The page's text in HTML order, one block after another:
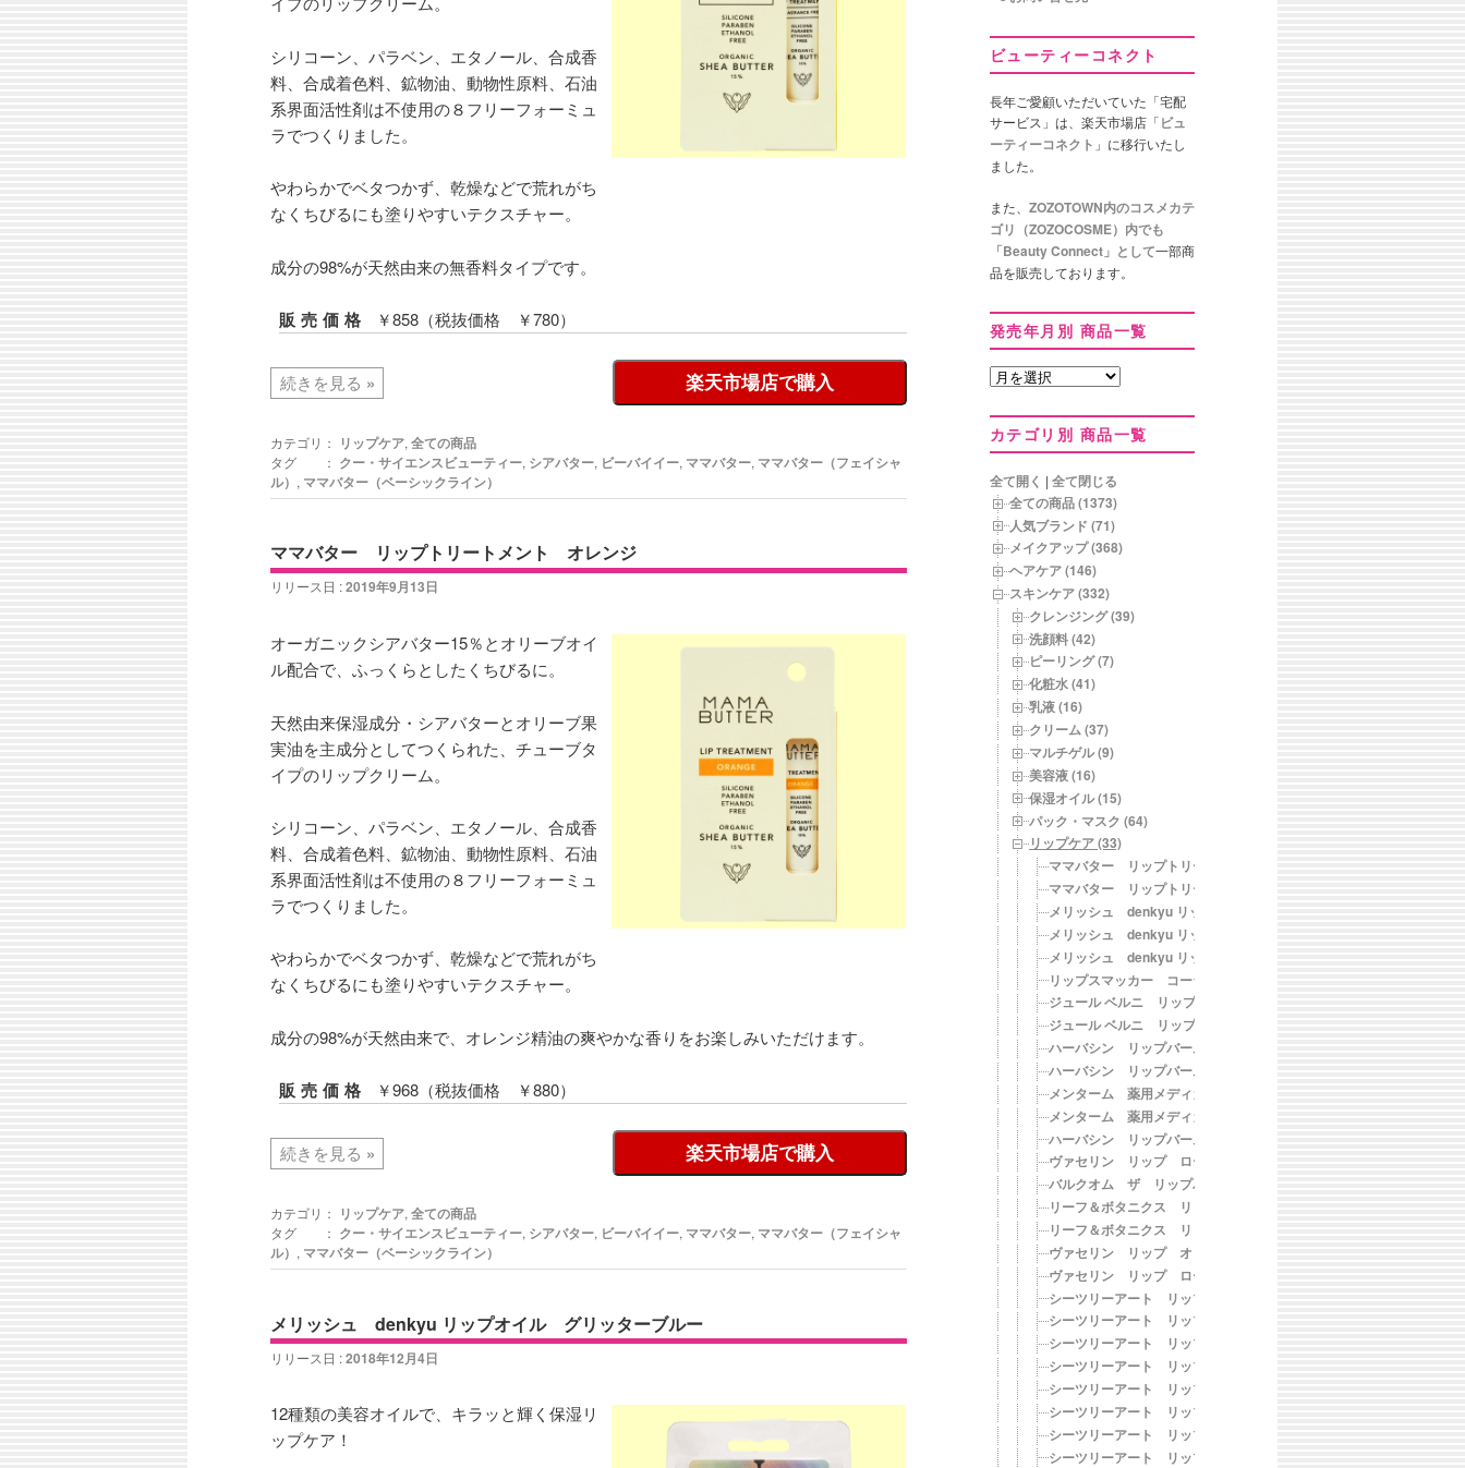
ツ
へ
移
動
へ
移
動
シリコーン、パラベン、エタノール、合成香
料、合成着色料、鉱物油、動物性原料、石油
系界面活性剤は不使用の８フリーフォーミュ
ラでつくりました。
やわらかでベタつかず、乾燥などで荒れがち
なくちびるにも塗りやすいテクスチャー。
成分の98%が天然由来の無香料タイプです。
販売価格 ￥858（税抜価格 ￥780）
楽天市場店で購入
続きを見る »
カテゴリ： リップケア, 全ての商品
タグ ： クー・サイエンスビューティー, シアバター, ビーバイイー, ママバター, ママバター（フェイシャ
ル） , ママバター（ベーシックライン）
ママバター リップトリートメント オレンジ
リリース日 :2019年9月13日
オーガニックシアバター15％とオリーブオイ
ル配合で、ふっくらとしたくちびるに。
天然由来保湿成分・シアバターとオリーブ果
実油を主成分としてつくられた、チューブタ
イプのリップクリーム。
シリコーン、パラベン、エタノール、合成香
料、合成着色料、鉱物油、動物性原料、石油
系界面活性剤は不使用の８フリーフォーミュ
ラでつくりました。
やわらかでベタつかず、乾燥などで荒れがち
なくちびるにも塗りやすいテクスチャー。
成分の98%が天然由来で、オレンジ精油の爽やかな香りをお楽しみいただけます。
販売価格 ￥968（税抜価格 ￥880）
楽天市場店で購入
続きを見る »
カテゴリ： リップケア, 全ての商品
タグ ： クー・サイエンスビューティー, シアバター, ビーバイイー, ママバター, ママバター（フェイシャ
ル） , ママバター（ベーシックライン）
メリッシュ denkyu リップオイル グリッターブルー
リリース日 :2018年12月4日
12種類の美容オイルで、キラッと輝く保湿リ
ップケア！
ビューティーコネクト
長年ご愛顧いただいていた「宅配
サービス」は、楽天市場店「ビュ
ーティーコネクト 」に移行いたし
ました。
また、 ZOZOTOWN内のコスメカテ
ゴリ（ZOZOCOSME）内でも
「Beauty Connect」として一部商
品を販売しております。
発売年月別 商品一覧
発
年
月
別
商
品
一
覧
カテゴリ別 商品一覧
全て開く | 全て閉じる
全ての商品 (1373)
人気ブランド (71)
メイクアップ (368)
ヘアケア (146)
スキンケア (332)
クレンジング (39)
洗顔料 (42)
ピーリング (7)
化粧水 (41)
乳液 (16)
クリーム (37)
マルチゲル (9)
美容液 (16)
保湿オイル (15)
パック・マスク (64)
リップケア (33)
ママバター リップトリートメント 無香料
ママバター リップトリートメント オレンジ
メリッシュ denkyu リップオイル グリッターブルー
メリッシュ denkyu リップオイル グリッターピンク
メリッシュ denkyu リップオイル グリッタークリア
リップスマッカー コーラ
ジュール ベルニ リップスクラブ ウィズ シュガー
ジュール ベルニ リップバーム
ハーバシン リップバーム ミント
ハーバシン リップバーム シトラス
メンターム 薬用メディカルリップスティックCn
メンターム 薬用メディカルリップスティックMn
ハーバシン リップバーム
ヴァセリン リップ ロージーハート
バルクオム ザ リップバーム
リーフ＆ボタニクス リップクリーム ラベンダー
リーフ＆ボタニクス リップクリーム レモングラス
ヴァセリン リップ オリジナル
ヴァセリン リップ ロージーリップス
シーツリーアート リップバーム Ｏ〈トムとジェリー 01〉
シーツリーアート リップバーム Ｃ〈トムとジェリー 02〉
シーツリーアート リップバーム M〈トムとジェリー 03〉
シーツリーアート リップバーム B〈トムとジェリー 04〉
シーツリーアート リップバーム H〈トムとジェリー 05〉
シーツリーアート リップバーム Ｌ〈トムとジェリー 06〉
シーツリーアート リップバーム M〈バットマン 01〉
シーツリーアート リップバーム Ｏ〈バットマン 02〉